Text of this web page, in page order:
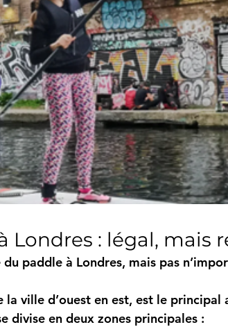
Londres : légal, mais
du paddle à Londres, mais pas
la ville d’ouest en est, est le
divise en deux zones principales :